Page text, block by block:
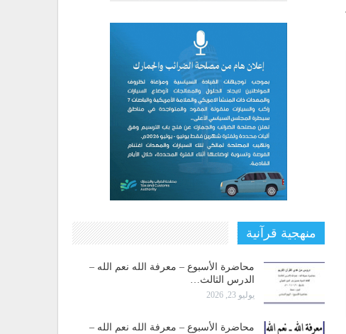
منهجية قرآنية
محاضرة الأسبوع – معرفة الله نعم الله –
الدرس الثالث…
يوليو 23, 2026
محاضرة الأسبوع – معرفة الله نعم الله –